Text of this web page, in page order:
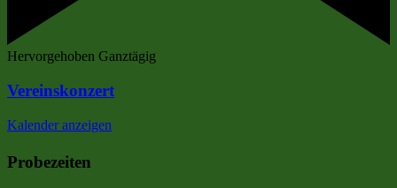
Hervorgehoben Ganztägig
Vereinskonzert
Kalender anzeigen
Probezeiten